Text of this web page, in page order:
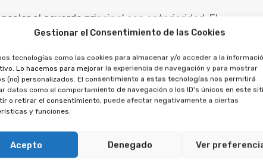
Gestionar el Consentimiento de las Cookies
tecnologías como las cookies para almacenar y/o acceder a la
Lo hacemos para mejorar la experiencia de navegación y para mostrar
(no) personalizados. El consentimiento a estas tecnologías nos permitirá
datos como el comportamiento de navegación o los ID's únicos en este
o retirar el consentimiento, puede afectar negativamente a ciertas
y funciones.
Acepto Denegado Ver
el acuerdo principal con anterioridad. El
lo que no puede anularse por separado.
es posible reclamar contra el préstamo, al tratarse
importes entregados, por la financiación y la
aprovechamiento por
ley.